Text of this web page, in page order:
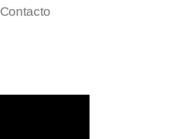
Contacto